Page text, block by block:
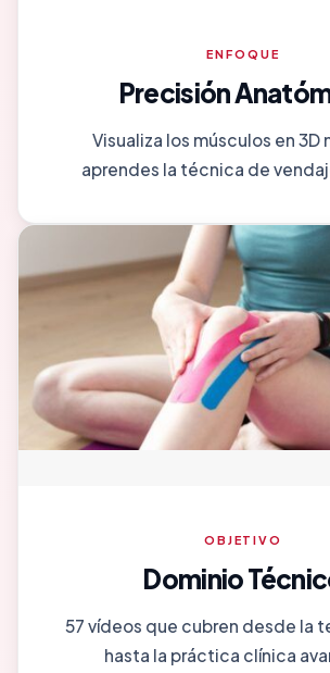
ENFOQUE
Precisión
Visualiza los músculos en 3D
aprendes la técnica de
OBJETIVO
Dominio
57 vídeos que cubren desde la
hasta la práctica clínica